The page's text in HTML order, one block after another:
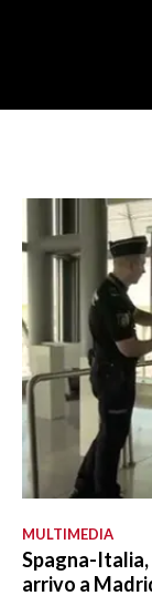
MULTIMEDIA
Spagna-
arrivo a